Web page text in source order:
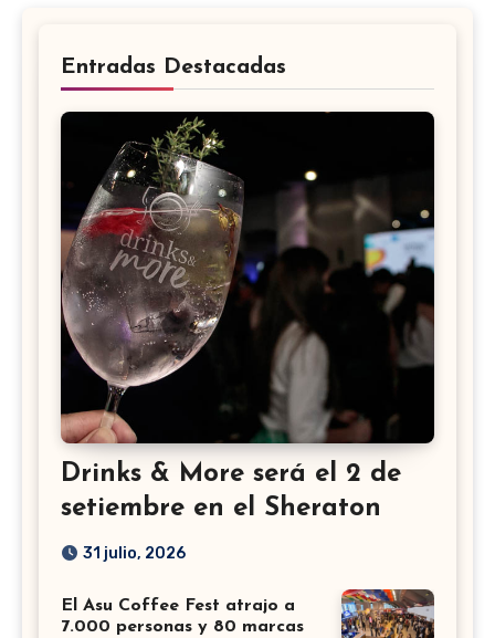
Entradas Destacadas
Drinks & More será el 2 de
setiembre en el Sheraton
31 julio, 2026
El Asu Coffee Fest atrajo a
7.000 personas y 80 marcas